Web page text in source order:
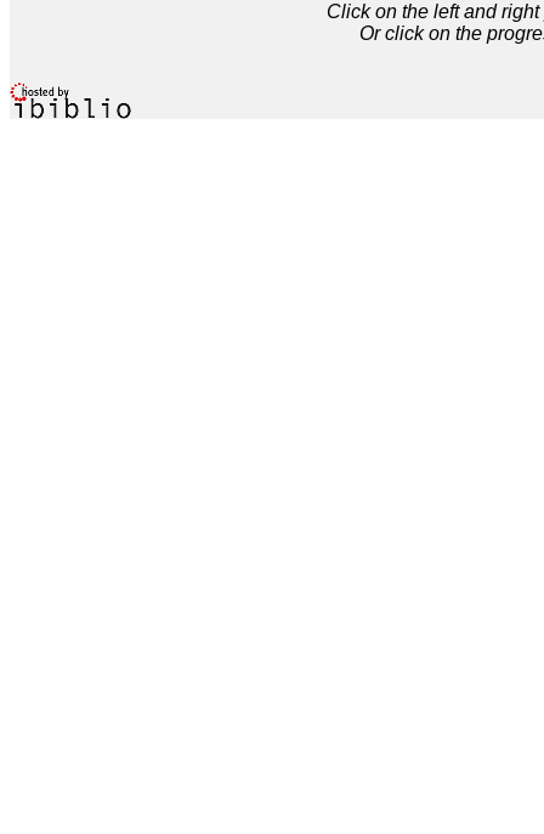
Click on the left and
Or click on the